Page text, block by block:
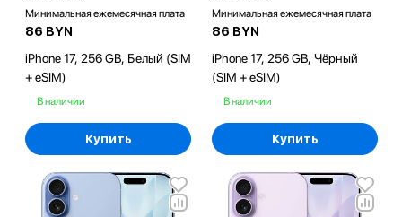
Минимальная ежемесячная плата
86 BYN
iPhone 17, 256 GB, Белый (SIM
+ eSIM)
В наличии
Купить
Минимальная ежемесячная плата
86 BYN
iPhone 17, 256 GB, Чёрный
(SIM + eSIM)
В наличии
Купить